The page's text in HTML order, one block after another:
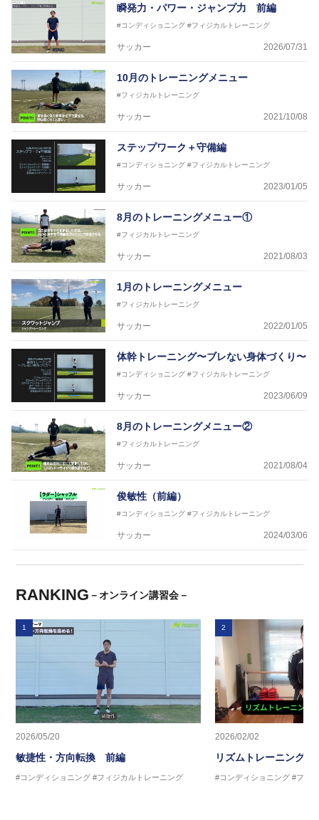
瞬発力・パワー・ジャンプ力 前編
#コンディショニング #フィジカルトレーニング
サッカー 2026/07/31
10月のトレーニングメニュー
#フィジカルトレーニング
サッカー 2021/10/08
ステップワーク＋守備編
#コンディショニング #フィジカルトレーニング
サッカー 2023/01/05
8月のトレーニングメニュー①
#フィジカルトレーニング
サッカー 2021/08/03
1月のトレーニングメニュー
#フィジカルトレーニング
サッカー 2022/01/05
体幹トレーニング〜ブレない身体づくり〜
#コンディショニング #フィジカルトレーニング
サッカー 2023/06/09
8月のトレーニングメニュー②
#フィジカルトレーニング
サッカー 2021/08/04
俊敏性（前編）
#コンディショニング #フィジカルトレーニング
サッカー 2024/03/06
RANKING －オンライン講習会－
1
2026/05/20
敏捷性・方向転換 前編
#コンディショニング #フィジカルトレーニング
2
2026/02/02
リズムトレーニング
#コンディショニング #フィ